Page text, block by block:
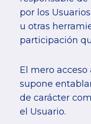
por los
u otras
participación
El mero acceso
supone
de carácter
el Usuario.